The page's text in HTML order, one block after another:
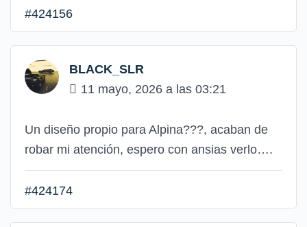
#424156
BLACK_SLR
11 mayo, 2026 a las 03:21
Un diseño propio para Alpina???, acaban de
robar mi atención, espero con ansias verlo….
#424174